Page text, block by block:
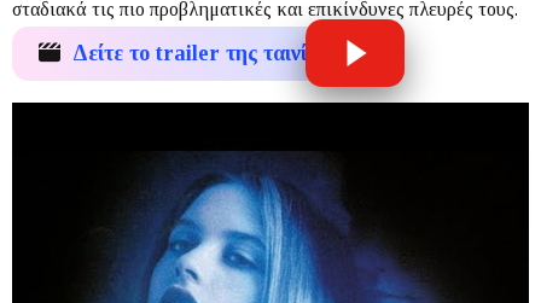
σταδιακά τις πιο προβληματικές και επικίνδυνες πλευρές τους.
Δείτε το trailer της ταινίας